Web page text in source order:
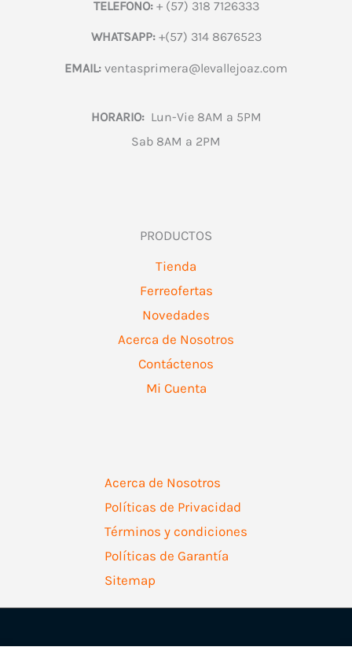
TELEFONO:+ (57) 318 7126333
WHATSAPP:+(57) 314 8676523
EMAIL: ventasprimera@levallejoaz.com
HORARIO:Lun-Vie 8AM a 5PM
Sab 8AM a 2PM
PRODUCTOS
Tienda
Ferreofertas
Novedades
Acerca de Nosotros
Contáctenos
Mi Cuenta
Acerca de Nosotros
Políticas de Privacidad
Términos y condiciones
Políticas de Garantía
Sitemap